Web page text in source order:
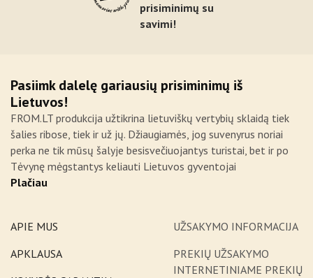
prisiminimų su
savimi!
Pasiimk dalelę gariausių prisiminimų iš
Lietuvos!
FROM.LT produkcija užtikrina lietuviškų vertybių sklaidą tiek
šalies ribose, tiek ir už jų. Džiaugiamės, jog suvenyrus noriai
perka ne tik mūsų šalyje besisvečiuojantys turistai, bet ir po
Tėvynę mėgstantys keliauti Lietuvos gyventojai
Plačiau
APIE MUS
APKLAUSA
UŽSAKYMO INFORMACIJA
PREKIŲ UŽSAKYMO
INTERNETINIAME PREKIŲ